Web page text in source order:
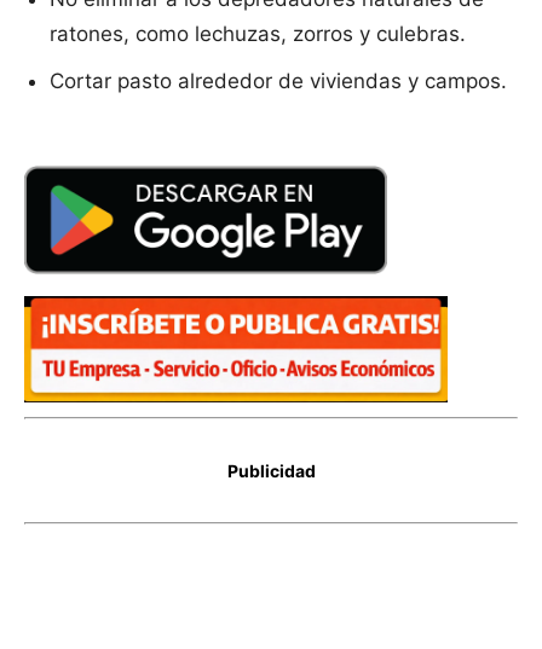
ratones, como lechuzas, zorros y culebras.
Cortar pasto alrededor de viviendas y campos.
Publicidad